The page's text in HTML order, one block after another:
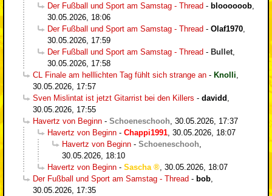
Der Fußball und Sport am Samstag - Thread - bloooooob
30.05.2026, 18:06
Der Fußball und Sport am Samstag - Thread - Olaf1970
30.05.2026, 17:59
Der Fußball und Sport am Samstag - Thread - Bullet
30.05.2026, 17:58
CL Finale am helllichten Tag fühlt sich strange an - Knolli
30.05.2026, 17:57
Sven Mislintat ist jetzt Gitarrist bei den Killers - davidd
30.05.2026, 17:55
Havertz von Beginn - Schoeneschooh 30.05.2026, 17:37
Havertz von Beginn - Chappi1991 30.05.2026, 18:07
Havertz von Beginn - Schoeneschooh
30.05.2026, 18:10
Havertz von Beginn - Sascha
30.05.2026, 18:07
Der Fußball und Sport am Samstag - Thread - bob
30.05.2026, 17:35